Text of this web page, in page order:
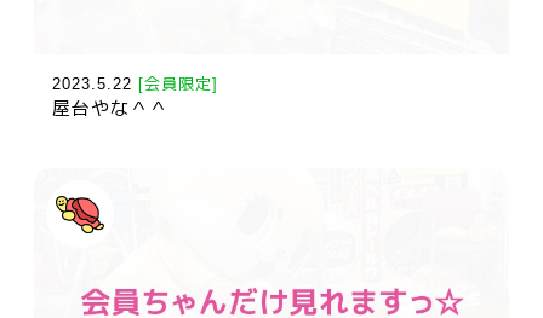
2023.5.22 [会員限定]
屋台やな＾＾